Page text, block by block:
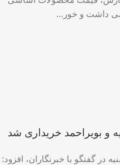
داشت و خور...
گفتگو با خبرنگاران، افزود: